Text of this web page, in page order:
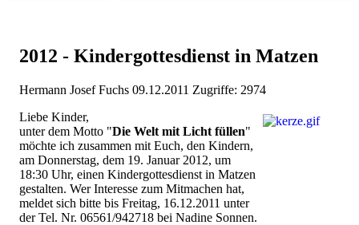
2012 - Kindergottesdienst in Matzen
Hermann Josef Fuchs 09.12.2011 Zugriffe: 2974
Liebe Kinder,
unter dem Motto "Die Welt mit Licht füllen"
möchte ich zusammen mit Euch, den Kindern,
am Donnerstag, dem 19. Januar 2012, um
18:30 Uhr, einen Kindergottesdienst in Matzen
gestalten. Wer Interesse zum Mitmachen hat,
meldet sich bitte bis Freitag, 16.12.2011 unter
der Tel. Nr. 06561/942718 bei Nadine Sonnen.